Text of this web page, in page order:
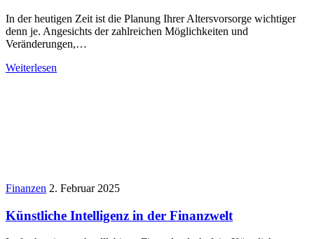
In der heutigen Zeit ist die Planung Ihrer Altersvorsorge wichtiger
denn je. Angesichts der zahlreichen Möglichkeiten und
Veränderungen,…
Weiterlesen
Finanzen 2. Februar 2025
Künstliche Intelligenz in der Finanzwelt